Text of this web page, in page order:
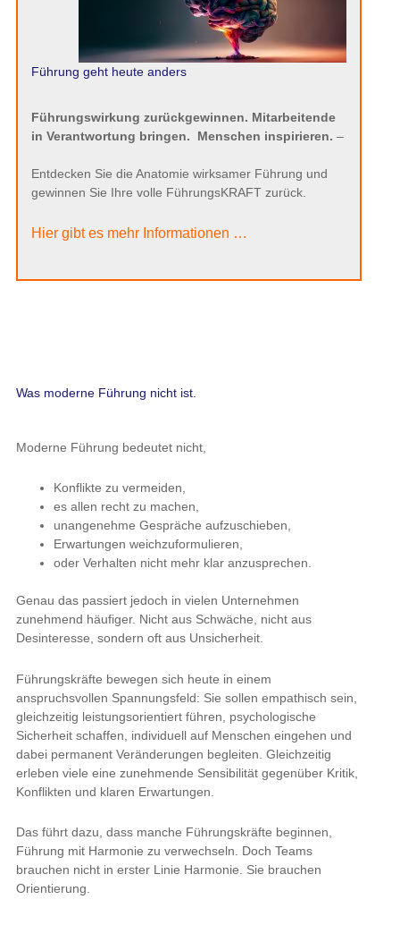
Führung geht heute anders
Führungswirkung zurückgewinnen. Mitarbeitende
in Verantwortung bringen. Menschen inspirieren. –
Entdecken Sie die Anatomie wirksamer Führung und
gewinnen Sie Ihre volle FührungsKRAFT zurück.
Hier gibt es mehr Informationen …
Was moderne Führung nicht ist.
Moderne Führung bedeutet nicht,
Konflikte zu vermeiden,
es allen recht zu machen,
unangenehme Gespräche aufzuschieben,
Erwartungen weichzuformulieren,
oder Verhalten nicht mehr klar anzusprechen.
Genau das passiert jedoch in vielen Unternehmen
zunehmend häufiger. Nicht aus Schwäche, nicht aus
Desinteresse, sondern oft aus Unsicherheit.
Führungskräfte bewegen sich heute in einem
anspruchsvollen Spannungsfeld: Sie sollen empathisch sein,
gleichzeitig leistungsorientiert führen, psychologische
Sicherheit schaffen, individuell auf Menschen eingehen und
dabei permanent Veränderungen begleiten. Gleichzeitig
erleben viele eine zunehmende Sensibilität gegenüber Kritik,
Konflikten und klaren Erwartungen.
Das führt dazu, dass manche Führungskräfte beginnen,
Führung mit Harmonie zu verwechseln. Doch Teams
brauchen nicht in erster Linie Harmonie. Sie brauchen
Orientierung.